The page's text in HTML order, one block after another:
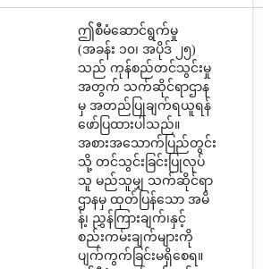
ဤစီမံဆောင်ရွက်မှု
(အခန်း ၁၀၊ အပိုဒ် ၂၅)
သည် ကုန်စည်တင်သွင်းမှု
အတွက် သက်ဆိုင်ရာဌာန
မှ အတည်ပြုချက်ရယူရန်
ဖော်ပြထားပါသည်။
အစားအသောက်ပြည်တွင်း
သို့ တင်သွင်းခြင်းပြုလုပ်
သူ မည်သူမျှ သက်ဆိုင်ရာ
ဌာနမှ ထုတ်ပြန်သော အမိ
န့်၊ ညွှန်ကြားချက်၊နှင့်
စည်းကမ်းချက်များကို
ပျက်ကွက်ခြင်းမရှိစေရ။